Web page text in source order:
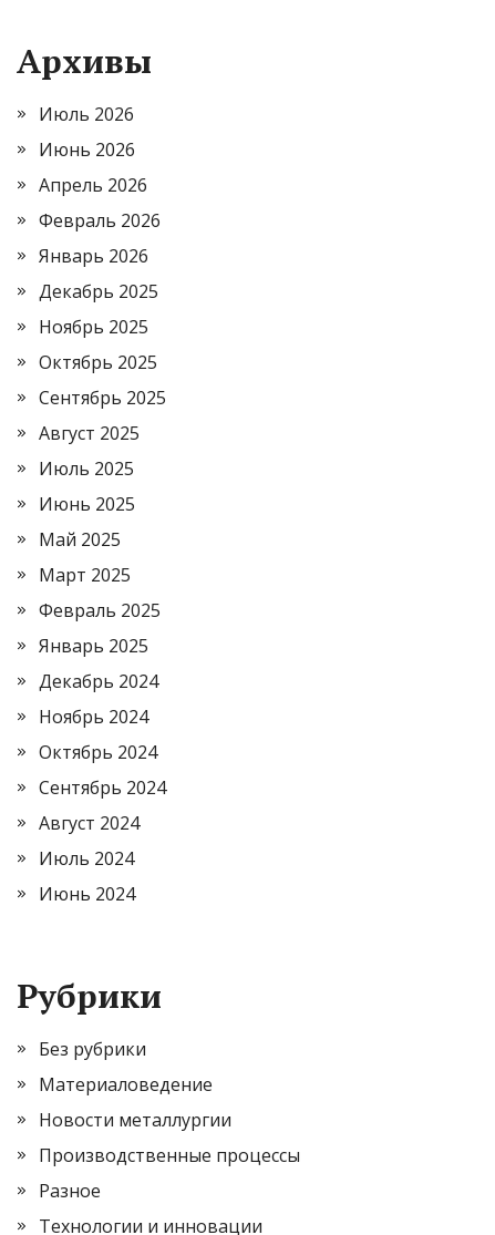
Архивы
Июль 2026
Июнь 2026
Апрель 2026
Февраль 2026
Январь 2026
Декабрь 2025
Ноябрь 2025
Октябрь 2025
Сентябрь 2025
Август 2025
Июль 2025
Июнь 2025
Май 2025
Март 2025
Февраль 2025
Январь 2025
Декабрь 2024
Ноябрь 2024
Октябрь 2024
Сентябрь 2024
Август 2024
Июль 2024
Июнь 2024
Рубрики
Без рубрики
Материаловедение
Новости металлургии
Производственные процессы
Разное
Технологии и инновации